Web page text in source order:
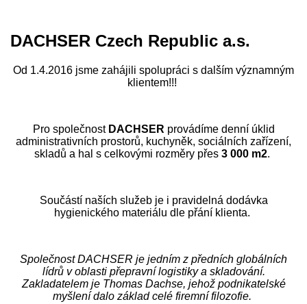
DACHSER Czech Republic a.s.
Od 1.4.2016 jsme zahájili spolupráci s dalším významným
klientem!!!
Pro společnostDACHSER provádíme denní úklid
administrativních prostorů, kuchyněk, sociálních zařízení,
skladů a hal s celkovými rozměry přes 3 000 m2.
Součástí naších služeb je i pravidelná dodávka
hygienického materiálu dle přání klienta.
Společnost DACHSER je jedním z předních globálních
lídrů v oblasti přepravní logistiky a skladování.
Zakladatelem je Thomas Dachse, jehož podnikatelské
myšlení dalo základ celé firemní filozofie.